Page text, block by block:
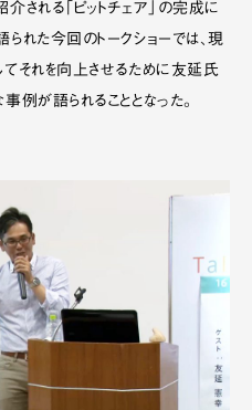
される「ピットチェア」の完成に
れた今回のトークショーでは、現
それを向上させるために友延氏
例が語られることとなった。